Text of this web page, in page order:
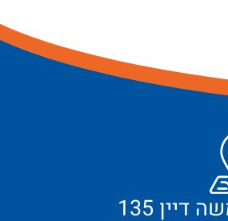
מינהל קהילתי משה דיין 135